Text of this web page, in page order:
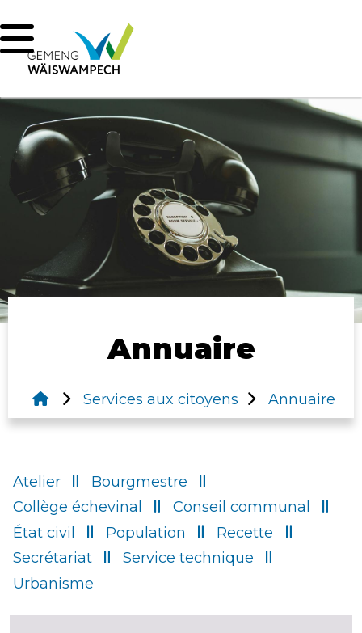
Annuaire
Annuaire
Services aux citoyens
Atelier
Bourgmestre
Collège échevinal
Conseil communal
État civil
Population
Recette
Secrétariat
Service technique
Urbanisme